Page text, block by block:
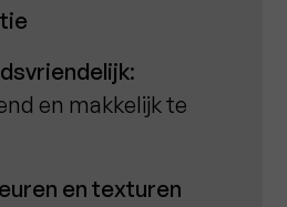
:
en makkelijk te
en texturen